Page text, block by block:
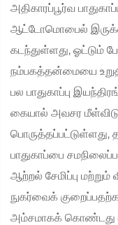
அதிகாரப்பூர்வ
ஆட்டோமொபைல்
கடந்துள்ளது, ஓட்டும்
நம்பகத்தன்மையை
பல பாதுகாப்பு
கையால் அவசர
பொருத்தப்பட்டுள்ளது,
பாதுகாப்பை
ஆற்றல் சேமிப்பு
நுகர்வைக்
அம்சமாகக் கொண்டது